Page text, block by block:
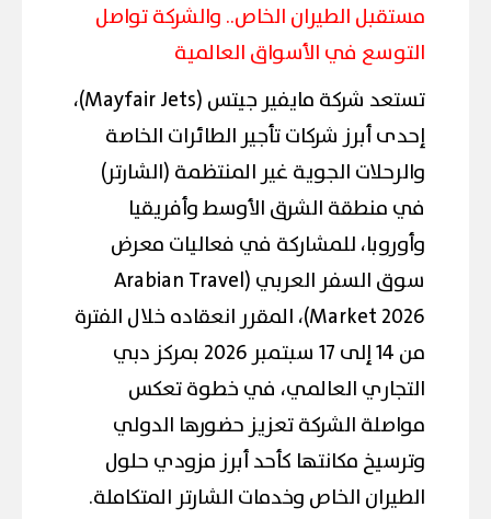
مستقبل الطيران الخاص.. والشركة تواصل
التوسع في الأسواق العالمية
تستعد شركة مايفير جيتس (Mayfair Jets)،
إحدى أبرز شركات تأجير الطائرات الخاصة
والرحلات الجوية غير المنتظمة (الشارتر)
في منطقة الشرق الأوسط وأفريقيا
وأوروبا، للمشاركة في فعاليات معرض
سوق السفر العربي (Arabian Travel
Market 2026)، المقرر انعقاده خلال الفترة
من 14 إلى 17 سبتمبر 2026 بمركز دبي
التجاري العالمي، في خطوة تعكس
مواصلة الشركة تعزيز حضورها الدولي
وترسيخ مكانتها كأحد أبرز مزودي حلول
الطيران الخاص وخدمات الشارتر المتكاملة.